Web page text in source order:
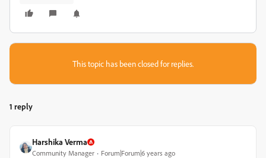
This topic has been closed for replies.
1 reply
Harshika Verma
Community Manager Forum|Forum|6 years ago